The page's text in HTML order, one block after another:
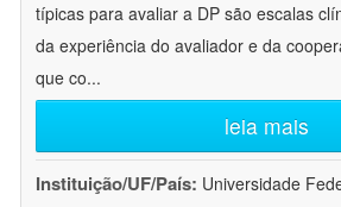
típicas para avaliar a DP são escalas
da experiência do avaliador e da
que co...
leia mais
Instituição/UF/País: Universidade